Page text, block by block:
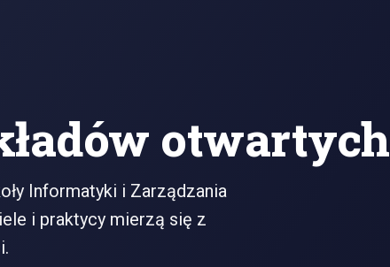
otwartych
Informatyki i Zarządzania
i praktycy mierzą się z